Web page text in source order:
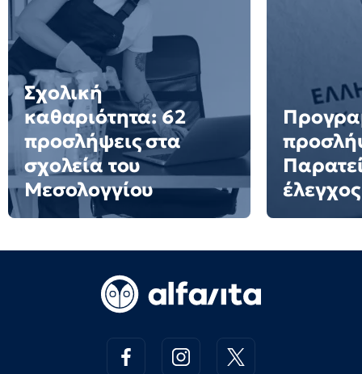
Σχολική
καθαριότητα: 62
προσλήψεις στα
σχολεία του
Μεσολογγίου